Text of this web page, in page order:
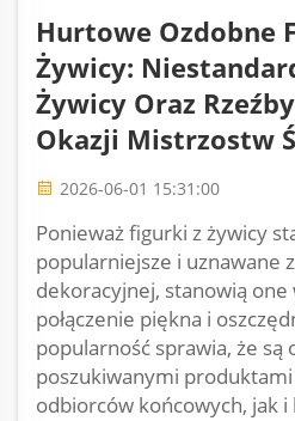
Hurtowe Ozdobne
Żywicy:
Żywicy Oraz
Okazji Mistrzostw
2026-06-01 15:31:00
Ponieważ figurki z żywicy
popularniejsze i uznawane
dekoracyjnej, stanowią
połączenie piękna i
popularność sprawia, że są
poszukiwanymi
odbiorców końcowych, jak